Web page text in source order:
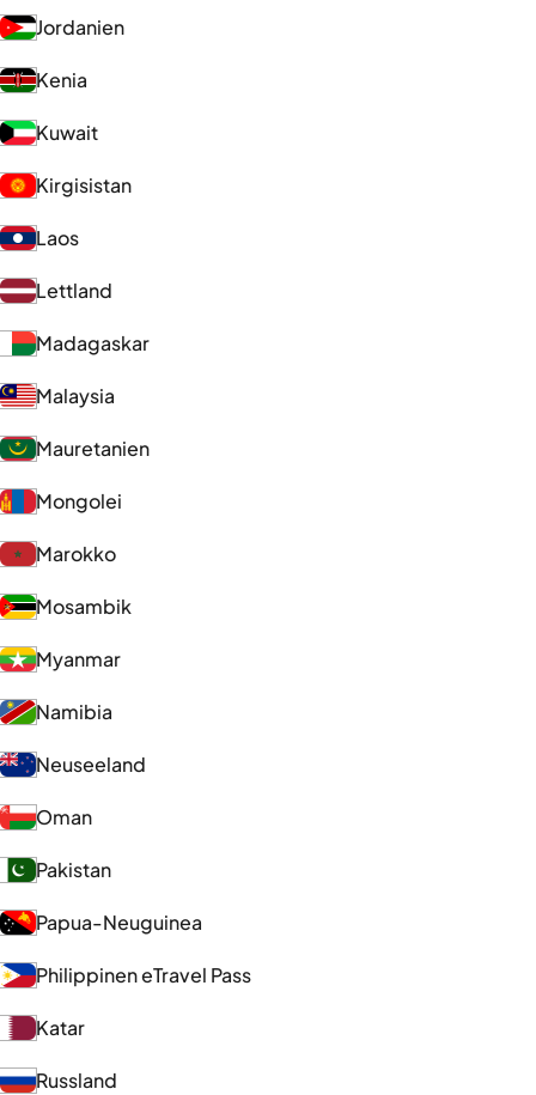
Jordanien
Kenia
Kuwait
Kirgisistan
Laos
Lettland
Madagaskar
Malaysia
Mauretanien
Mongolei
Marokko
Mosambik
Myanmar
Namibia
Neuseeland
Oman
Pakistan
Papua-Neuguinea
Philippinen eTravel Pass
Katar
Russland